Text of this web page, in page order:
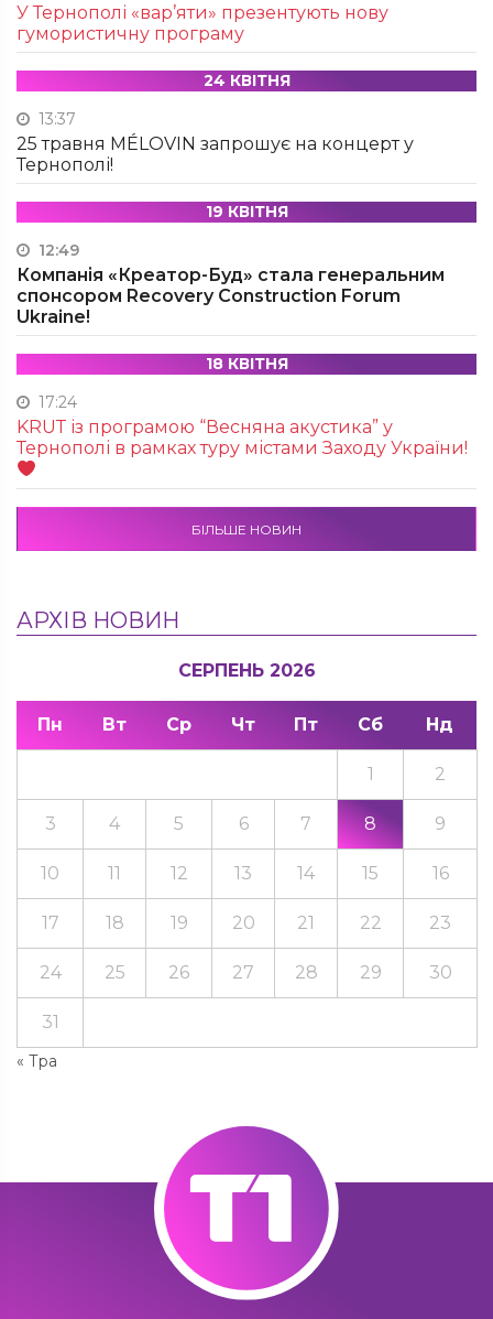
У Тернополі «вар’яти» презентують нову
гумористичну програму
24 КВІТНЯ
13:37
25 травня MÉLOVIN запрошує на концерт у
Тернополі!
19 КВІТНЯ
12:49
Компанія «Креатор-Буд» стала генеральним
спонсором Recovery Construction Forum
Ukraine!
18 КВІТНЯ
17:24
KRUТ із програмою “Весняна акустика” у
Тернополі в рамках туру містами Заходу України!
БІЛЬШЕ НОВИН
АРХІВ НОВИН
СЕРПЕНЬ 2026
Пн Вт Ср Чт Пт Сб Нд
« Тра
1 2
3 4 5 6 7 8 9
10 11 12 13 14 15 16
17 18 19 20 21 22 23
24 25 26 27 28 29 30
31